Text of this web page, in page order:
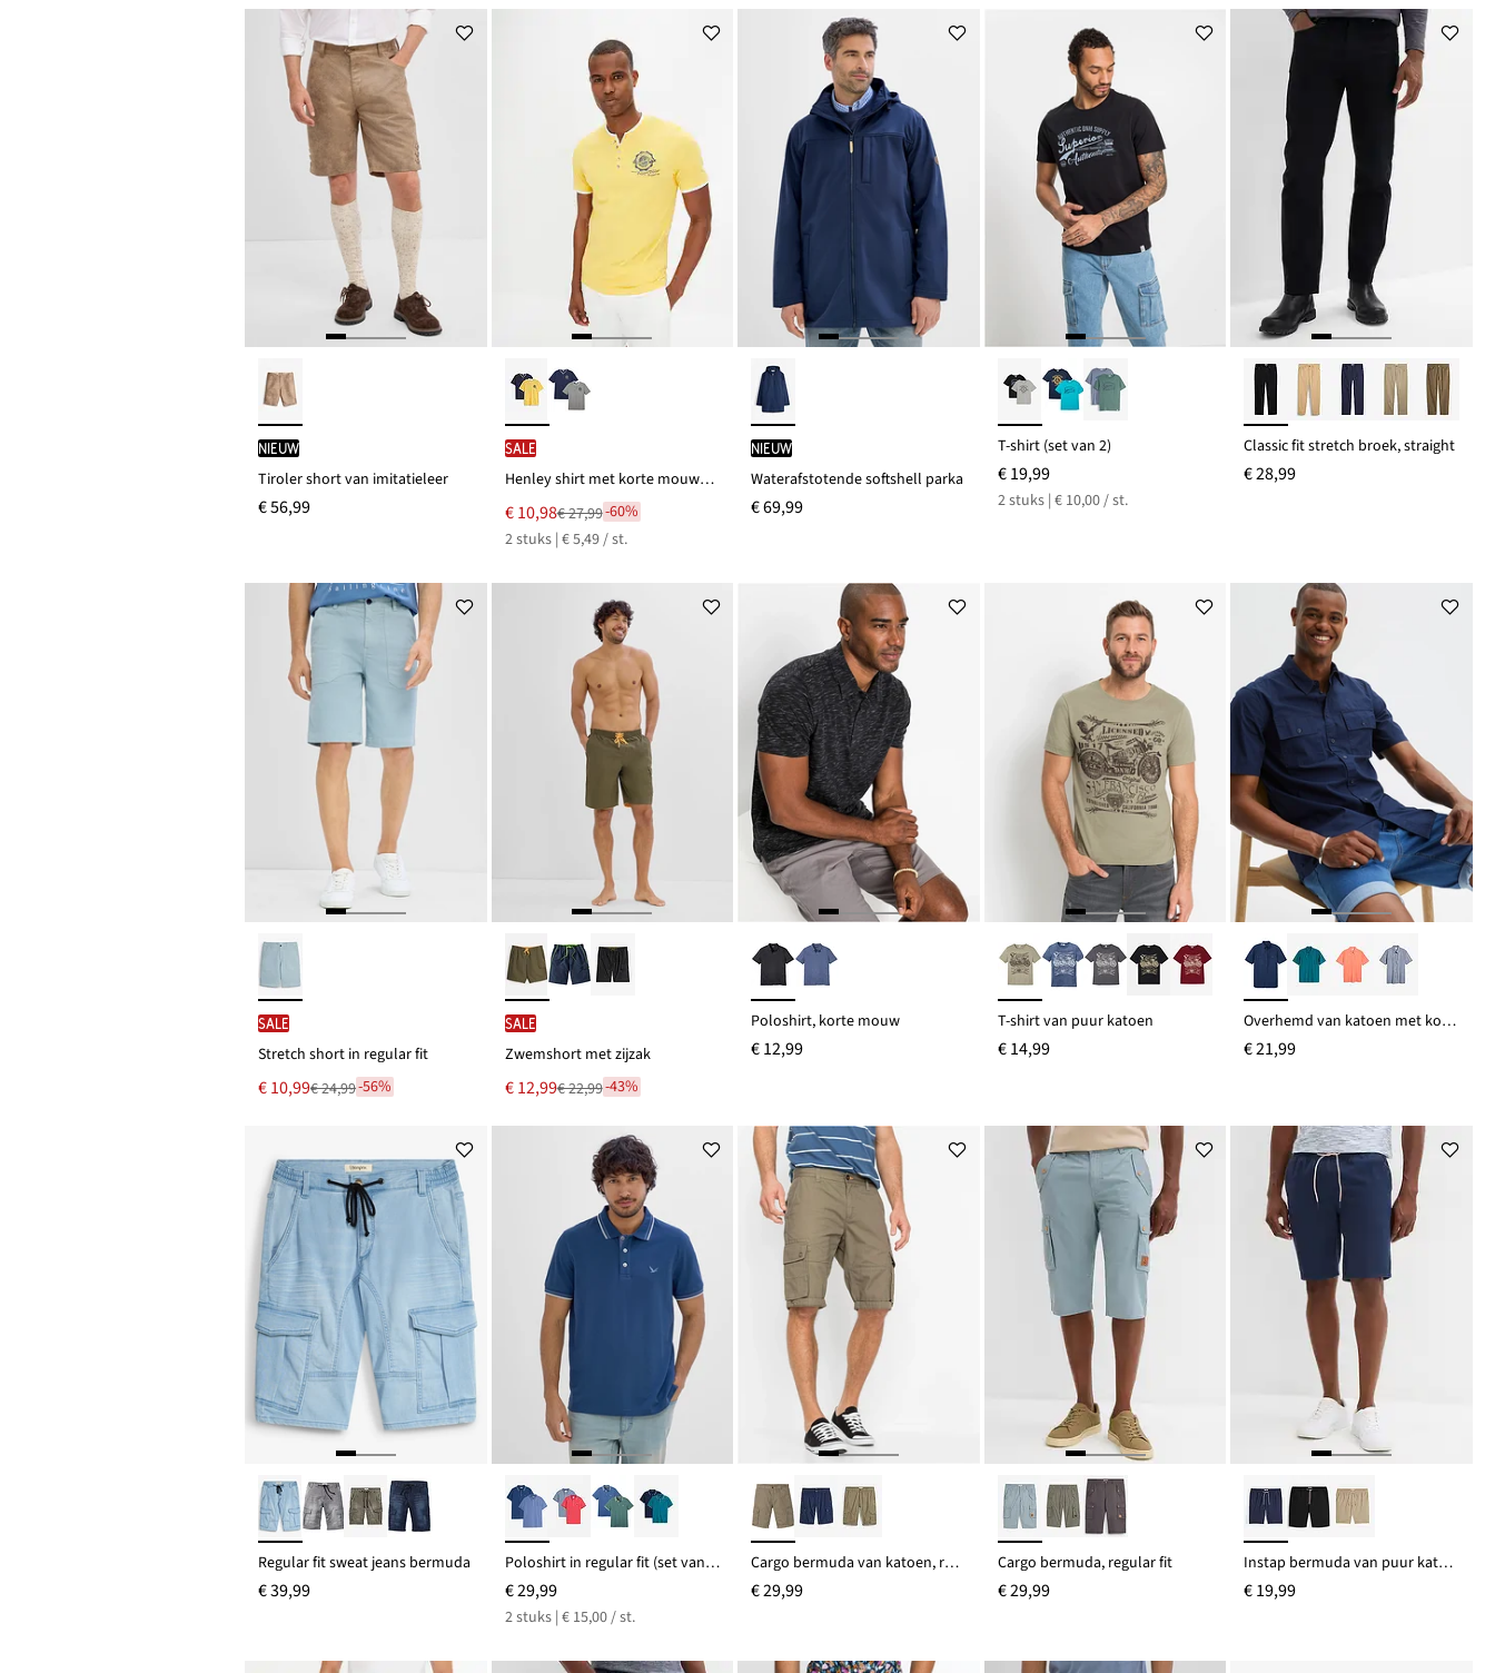
Nieuw
Tiroler short van imitatieleer
€ 56,99
SALE
Henley shirt met korte mouwen (set van 2), van biologisch katoen
Nu
voor
€ 10,98
Van
€ 27,99
€ 27,99-60%
2 stuks | € 5,49 / st.
Nieuw
Waterafstotende softshell parka
€ 69,99
T-shirt (set van 2)
€ 19,99
2 stuks | € 10,00 / st.
Classic fit stretch broek, straight
€ 28,99
SALE
Stretch short in regular fit
Nu
voor
€ 10,99
Van € 24,99-56%
SALE
Zwemshort met zijzak
Nu
voor
€ 12,99
Van € 22,99-43%
Poloshirt, korte mouw
€ 12,99
T-shirt van puur katoen
€ 14,99
Overhemd van katoen met korte mouwen
€ 21,99
Regular fit sweat jeans bermuda
€ 39,99
Poloshirt in regular fit (set van 2)
€ 29,99
2 stuks | € 15,00 / st.
Cargo bermuda van katoen, regular fit
€ 29,99
Cargo bermuda, regular fit
€ 29,99
Instap bermuda van puur katoen, regular fit
€ 19,99